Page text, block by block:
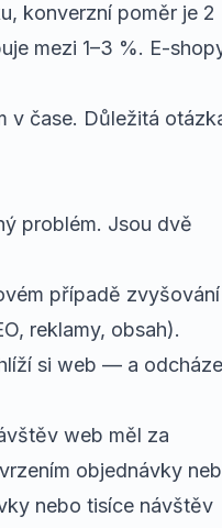
konverzní poměr je 2
mezi 1–3 %. E-
v čase. Důležitá
problém. Jsou dvě
případě zvyšování
reklamy, obsah).
si web — a
web měl za
objednávky
nebo tisíce návštěv